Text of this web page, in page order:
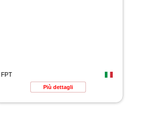
FPT
Più dettagli